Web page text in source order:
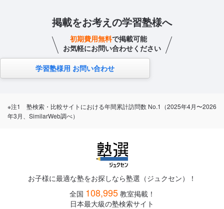
掲載をお考えの学習塾様へ
初期費用無料で掲載可能
お気軽にお問い合わせください
学習塾様用 お問い合わせ
※注1 塾検索・比較サイトにおける年間累計訪問数 No.1（2025年4月〜2026
年3月、SimilarWeb調べ）
お子様に最適な塾をお探しなら塾選（ジュクセン）！
全国 108,995 教室掲載！
日本最大級の塾検索サイト